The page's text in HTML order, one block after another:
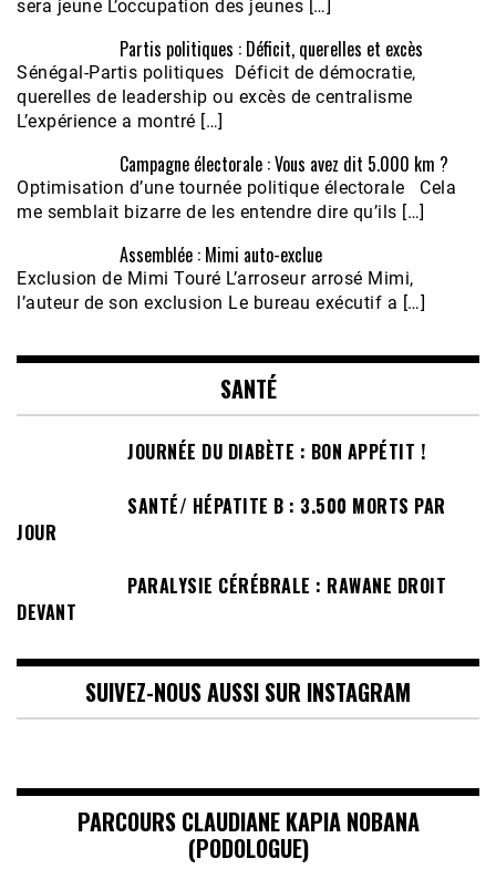
sera jeune L’occupation des jeunes […]
Partis politiques : Déficit, querelles et excès
Sénégal-Partis politiques Déficit de démocratie,
querelles de leadership ou excès de centralisme
L’expérience a montré […]
Campagne électorale : Vous avez dit 5.000 km ?
Optimisation d’une tournée politique électorale Cela
me semblait bizarre de les entendre dire qu’ils […]
Assemblée : Mimi auto-exclue
Exclusion de Mimi Touré L’arroseur arrosé Mimi,
l’auteur de son exclusion Le bureau exécutif a […]
SANTÉ
JOURNÉE DU DIABÈTE : BON APPÉTIT !
SANTÉ/ HÉPATITE B : 3.500 MORTS PAR
JOUR
PARALYSIE CÉRÉBRALE : RAWANE DROIT
DEVANT
SUIVEZ-NOUS AUSSI SUR INSTAGRAM
PARCOURS CLAUDIANE KAPIA NOBANA
(PODOLOGUE)